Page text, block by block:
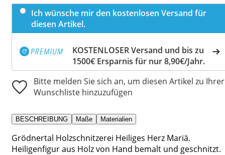
Ich wünsche mir den kostenlosen Versand für
diesen Artikel.
KOSTENLOSER Versand und bis zu
1500€ Ersparnis für nur 8,90€/Jahr.
Bitte melden Sie sich an, um diesen Artikel zu Ihrer
Wunschliste hinzuzufügen
BESCHREIBUNG Maße Materialien
Grödnertal Holzschnitzerei Heiliges Herz Mariä.
Heiligenfigur aus Holz von Hand bemalt und geschnitzt.